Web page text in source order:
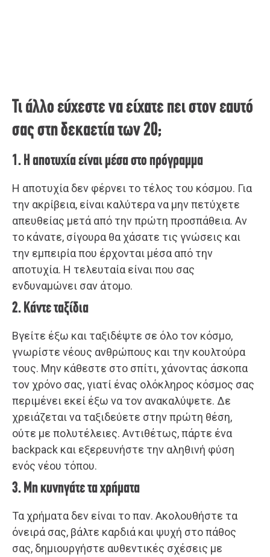
Τι άλλο εύχεστε να είχατε πει στον εαυτό
σας στη δεκαετία των 20;
1. Η αποτυχία είναι μέσα στο πρόγραμμα
Η αποτυχία δεν φέρνει το τέλος του κόσμου. Για
την ακρίβεια, είναι καλύτερα να μην πετύχετε
απευθείας μετά από την πρώτη προσπάθεια. Αν
το κάνατε, σίγουρα θα χάσατε τις γνώσεις και
την εμπειρία που έρχονται μέσα από την
αποτυχία. Η τελευταία είναι που σας
ενδυναμώνει σαν άτομο.
2. Κάντε ταξίδια
Βγείτε έξω και ταξιδέψτε σε όλο τον κόσμο,
γνωρίστε νέους ανθρώπους και την κουλτούρα
τους. Μην κάθεστε στο σπίτι, χάνοντας άσκοπα
τον χρόνο σας, γιατί ένας ολόκληρος κόσμος σας
περιμένει εκεί έξω να τον ανακαλύψετε. Δε
χρειάζεται να ταξιδεύετε στην πρώτη θέση,
ούτε με πολυτέλειες. Αντιθέτως, πάρτε ένα
backpack και εξερευνήστε την αληθινή φύση
ενός νέου τόπου.
3. Μη κυνηγάτε τα χρήματα
Τα χρήματα δεν είναι το παν. Ακολουθήστε τα
όνειρά σας, βάλτε καρδιά και ψυχή στο πάθος
σας, δημιουργήστε αυθεντικές σχέσεις με